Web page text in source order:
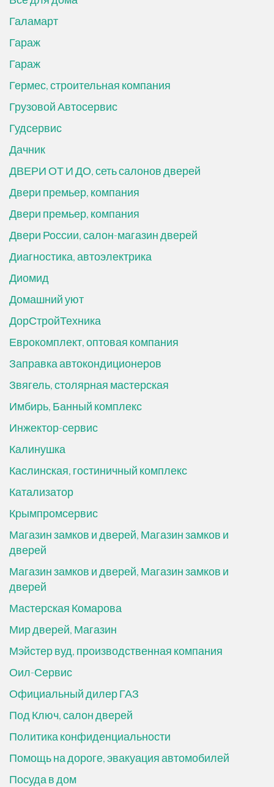
Галамарт
Гараж
Гараж
Гермес, строительная компания
Грузовой Автосервис
Гудсервис
Дачник
ДВЕРИ ОТ И ДО, сеть салонов дверей
Двери премьер, компания
Двери премьер, компания
Двери России, салон-магазин дверей
Диагностика, автоэлектрика
Диомид
Домашний уют
ДорСтройТехника
Еврокомплект, оптовая компания
Заправка автокондиционеров
Звягель, столярная мастерская
Имбирь, Банный комплекс
Инжектор-сервис
Калинушка
Каслинская, гостиничный комплекс
Катализатор
Крымпромсервис
Магазин замков и дверей, Магазин замков и
дверей
Магазин замков и дверей, Магазин замков и
дверей
Мастерская Комарова
Мир дверей, Магазин
Мэйстер вуд, производственная компания
Оил-Сервис
Официальный дилер ГАЗ
Под Ключ, салон дверей
Политика конфиденциальности
Помощь на дороге, эвакуация автомобилей
Посуда в дом